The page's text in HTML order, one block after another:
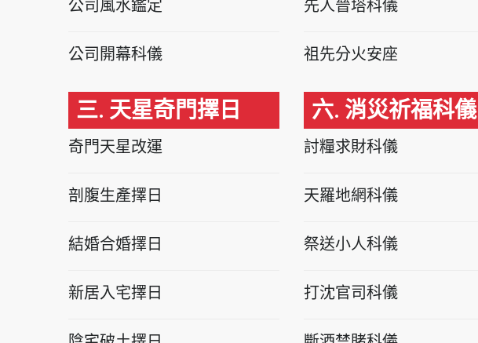
公司風水鑑定
公司開幕科儀
三. 天星奇門擇日
奇門天星改運
剖腹生產擇日
結婚合婚擇日
新居入宅擇日
先人晉塔科儀
祖先分火安座
六. 消災祈福科儀
討糧求財科儀
天羅地網科儀
祭送小人科儀
打沈官司科儀